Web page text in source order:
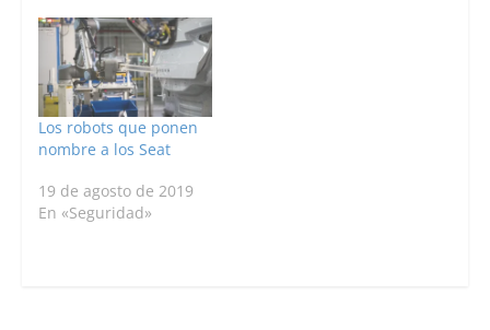
Los robots que ponen
nombre a los Seat
19 de agosto de 2019
En «Seguridad»